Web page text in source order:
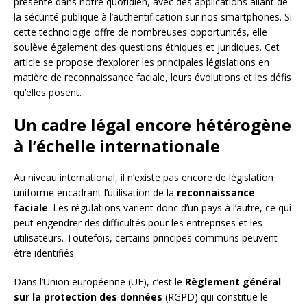
la sécurité publique à l’authentification sur nos smartphones. Si
cette technologie offre de nombreuses opportunités, elle
soulève également des questions éthiques et juridiques. Cet
article se propose d’explorer les principales législations en
matière de reconnaissance faciale, leurs évolutions et les défis
qu’elles posent.
Un cadre légal encore hétérogène
à l’échelle internationale
Au niveau international, il n’existe pas encore de législation
uniforme encadrant l’utilisation de la reconnaissance
faciale. Les régulations varient donc d’un pays à l’autre, ce qui
peut engendrer des difficultés pour les entreprises et les
utilisateurs. Toutefois, certains principes communs peuvent
être identifiés.
Dans l’Union européenne (UE), c’est le Règlement général
sur la protection des données (RGPD) qui constitue le